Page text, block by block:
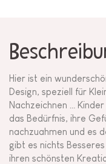
Hier ist ein
Design, speziell für
Nachzeichnen …
das Bedürfnis, ihre
nachzuahmen und es
gibt es nichts
ihren schönsten